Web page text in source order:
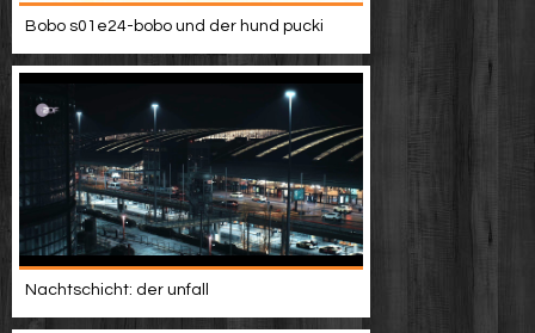
Bobo s01e24-bobo und der hund pucki
Nachtschicht: der unfall